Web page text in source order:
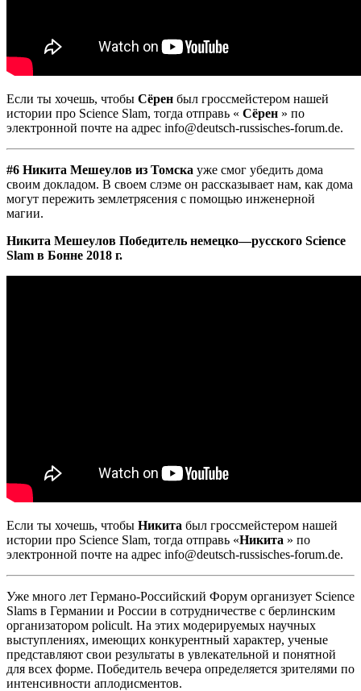
Если ты хочешь, чтобы Сёрен был гроссмейстером нашей
истории про Science Slam, тогда отправь « Сёрен » по
электронной почте на адрес info@deutsch-russisches-forum.de.
#6 Никита Мешеулов из Томска уже смог убедить дома
своим докладом. В своем слэме он рассказывает нам, как дома
могут пережить землетрясения с помощью инженерной
магии.
Никита Мешеулов Победитель немецко—русского Science
Slam в Бонне 2018 г.
Если ты хочешь, чтобы Никита был гроссмейстером нашей
истории про Science Slam, тогда отправь «Никита » по
электронной почте на адрес info@deutsch-russisches-forum.de.
Уже много лет Германо-Российский Форум организует Science
Slams в Германии и России в сотрудничестве с берлинским
организатором policult. На этих модерируемых научных
выступлениях, имеющих конкурентный характер, ученые
представляют свои результаты в увлекательной и понятной
для всех форме. Победитель вечера определяется зрителями по
интенсивности аплодисментов.